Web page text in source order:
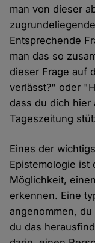
man von dieser
Entsprechende
man das so
dieser Frage auf
verlässt?" oder
dass du dich
Tageszeitung
Eines der
Epistemologie ist
Möglichkeit,
erkennen. Eine
angenommen,
du das